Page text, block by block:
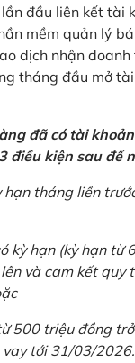
đầu liên kết tài
mềm quản lý
dịch nhận
tháng đầu mở
đã có tài
điều kiện sau để
hạn tháng liền
kỳ hạn (kỳ hạn từ
và cam kết quy
500 triệu đồng
tới 31/03/2026.